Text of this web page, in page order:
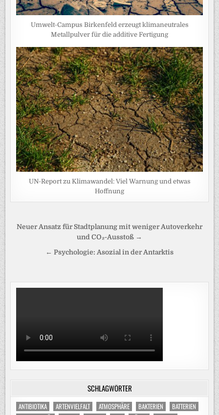
Umwelt-Campus Birkenfeld erzeugt klimaneutrales
Metallpulver für die additive Fertigung
UN-Report zu Klimawandel: Viel Warnung und etwas
Hoffnung
Beitragsnavigation
Neuer Ansatz für Stadtplanung mit weniger Autoverkehr
und CO₂-Ausstoß →
← Psychologie: Asozial in der Antarktis
SCHLAGWÖRTER
ANTIBIOTIKA ARTENVIELFALT ATMOSPHÄRE BAKTERIEN
BATTERIEN